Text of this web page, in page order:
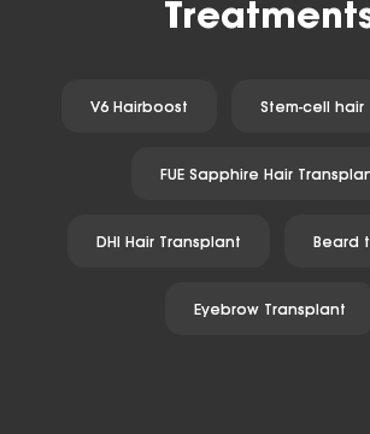
V6 Hairboost Stem-cell
FUE Sapphire Hair
DHI Hair Transplant Beard
Eyebrow Transplant